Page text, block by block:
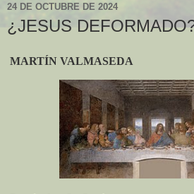
24 DE OCTUBRE DE 2024
¿JESUS
MARTÍN VALMASEDA